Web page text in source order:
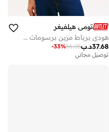
تومي هيلفيغر
هودي برباط مزين برسومات علم
د.ب37.68
56.05
-33%
توصيل مجاني